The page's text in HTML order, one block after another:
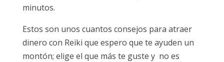
minutos.
Estos son unos cuantos consejos para atraer
dinero con Reiki que espero que te ayuden un
montón; elige el que más te guste y no es